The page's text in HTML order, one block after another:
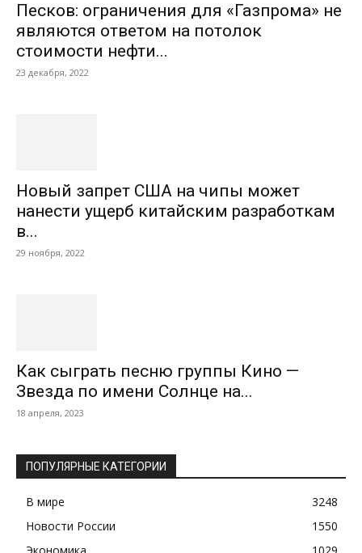
Песков: ограничения для «Газпрома» не
являются ответом на потолок
стоимости нефти...
23 декабря, 2022
Новый запрет США на чипы может
нанести ущерб китайским разработкам
в...
29 ноября, 2022
Как сыграть песню группы Кино —
Звезда по имени Солнце на...
18 апреля, 2023
ПОПУЛЯРНЫЕ КАТЕГОРИИ
В мире
3248
Новости России
1550